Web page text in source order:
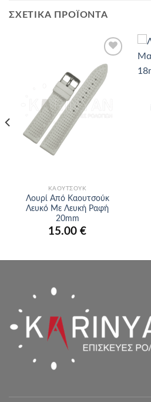
ΣΧΕΤΙΚΆ ΠΡΟΪΌΝΤΑ
Προσθήκη
στα
αγαπημένα
ΚΑΟΥΤΣΟΎΚ
Λουρί Από Καουτσούκ
Λευκό Με Λευκή Ραφή
20mm
15.00 €